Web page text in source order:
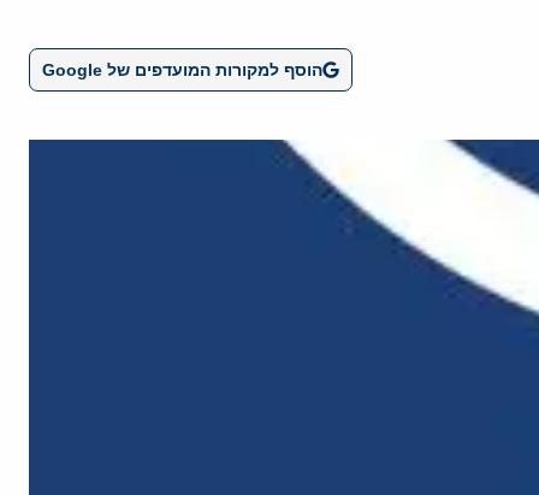
הוסף למקורות המועדפים של Google